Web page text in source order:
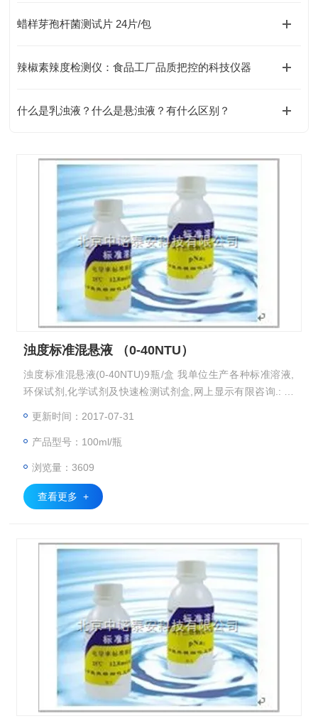
蜡样芽孢杆菌测试片 24片/包
辣椒素辣度检测仪：食品工厂品质把控的科技仪器
什么是乳浊液？什么是悬浊液？有什么区别？
浊度标准混悬液 （0-40NTU）
浊度标准混悬液(0-40NTU)9瓶/盒 我单位生产各种标准溶液,
环保试剂,化学试剂及快速检测试剂盒,网上显示有限咨询.: 传
更新时间：2017-07-31
产品型号：100ml/瓶
浏览量：3609
查看更多 +